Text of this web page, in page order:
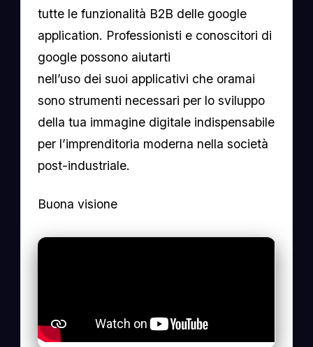
tutte le funzionalità B2B delle google
application. Professionisti e conoscitori di
google possono aiutarti
nell’uso dei suoi applicativi che oramai
sono strumenti necessari per lo sviluppo
della tua immagine digitale indispensabile
per l’imprenditoria moderna nella società
post-industriale.
Buona visione